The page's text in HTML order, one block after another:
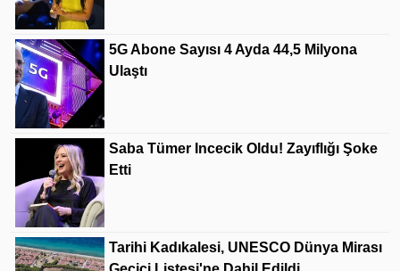
5G Abone Sayısı 4 Ayda 44,5 Milyona
Ulaştı
Saba Tümer Incecik Oldu! Zayıflığı Şoke
Etti
Tarihi Kadıkalesi, UNESCO Dünya Mirası